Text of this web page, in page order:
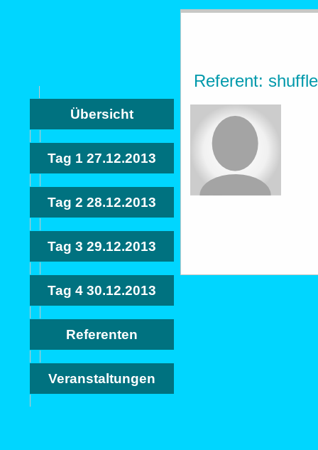
Übersicht
Tag 1 27.12.2013
Tag 2 28.12.2013
Tag 3 29.12.2013
Tag 4 30.12.2013
Referenten
Veranstaltungen
Referent: